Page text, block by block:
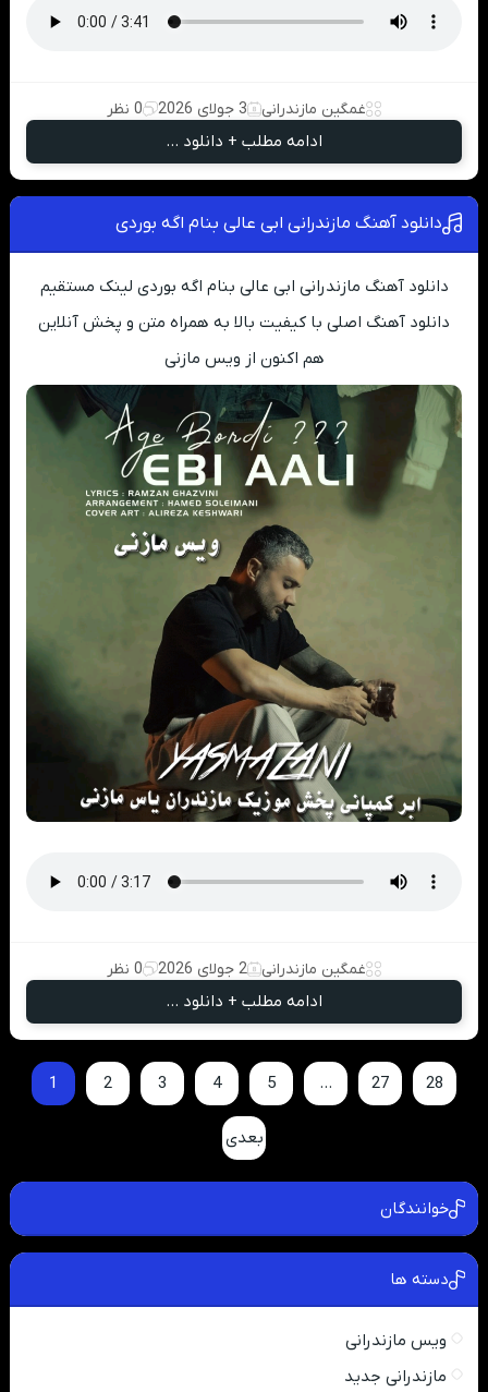
غمگین مازندرانی 3 جولای 2026 0 نظر
ادامه مطلب + دانلود ...
دانلود آهنگ مازندرانی ابی عالی بنام اگه بوردی
دانلود آهنگ مازندرانی ابی عالی بنام اگه بوردی لینک مستقیم
دانلود آهنگ اصلی با کیفیت بالا به همراه متن و پخش آنلاین
هم اکنون از ویس مازنی
غمگین مازندرانی 2 جولای 2026 0 نظر
ادامه مطلب + دانلود ...
1 2 3 4 5 … 27 28
بعدی
خوانندگان
دسته ها
ویس مازندرانی
مازندرانی جدید